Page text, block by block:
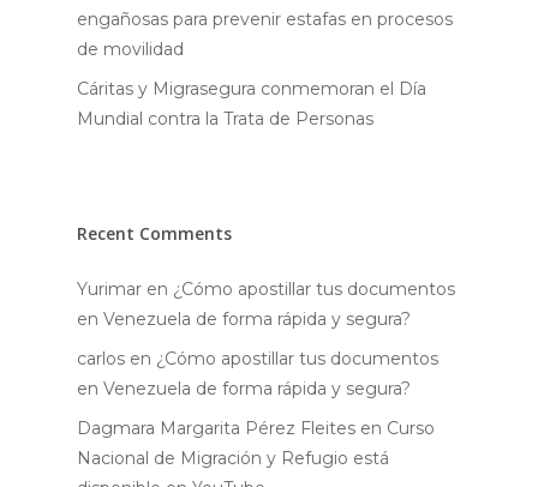
engañosas para prevenir estafas en procesos
de movilidad
Cáritas y Migrasegura conmemoran el Día
Mundial contra la Trata de Personas
Recent Comments
Yurimar en ¿Cómo apostillar tus documentos
en Venezuela de forma rápida y segura?
carlos en ¿Cómo apostillar tus documentos
en Venezuela de forma rápida y segura?
Dagmara Margarita Pérez Fleites en Curso
Nacional de Migración y Refugio está